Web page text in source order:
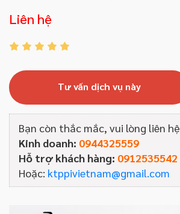
Liên hệ
Tư vấn dịch vụ này
Bạn còn thắc mắc, vui lòng liên hệ
Kinh doanh: 0944325559
Hỗ trợ khách hàng: 0912535542
Hoặc: ktppivietnam@gmail.com